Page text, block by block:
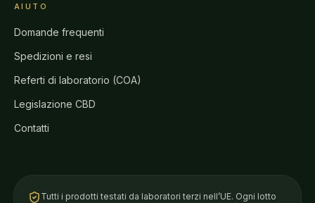
AIUTO
Domande frequenti
Spedizioni e resi
Referti di laboratorio (COA)
Legislazione CBD
Contatti
Tutti i prodotti testati da laboratori terzi nell’UE. Ogni lotto